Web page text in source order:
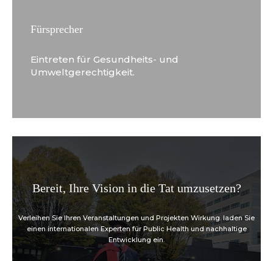
Fürsprecher
Eintreten für Gesundheits- und
Umweltgerechtigkeit.
Bereit, Ihre Vision in die Tat umzusetzen?
Verleihen Sie Ihren Veranstaltungen und Projekten Wirkung. laden Sie
einen internationalen Experten für Public Health und nachhaltige
Entwicklung ein.